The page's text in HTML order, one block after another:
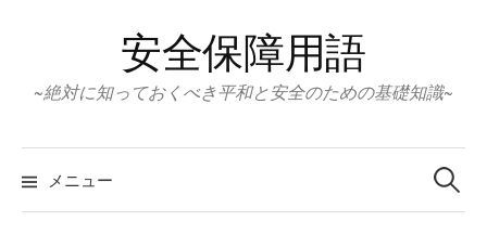
ン
ス
キ
安全保障用語
~絶対に知っておくべき平和と安全のための基礎知識~
メニュー
検
索: